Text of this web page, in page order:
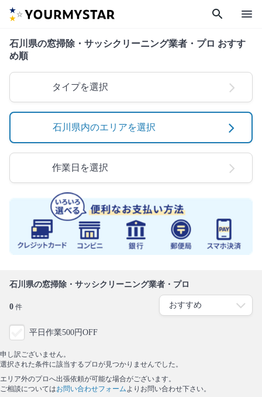
search menu
石川県の窓掃除・サッシクリーニング業者・プロ おすす
め順
タイプを選択
石川県内のエリアを選択
作業日を選択
石川県の窓掃除・サッシクリーニング業者・プロ
0 件
平日作業500円OFF
申し訳ございません。
選択された条件に該当するプロが見つかりませんでした。
エリア外のプロへ出張依頼が可能な場合がございます。
ご相談についてはお問い合わせフォーム よりお問い合わせ下さい。